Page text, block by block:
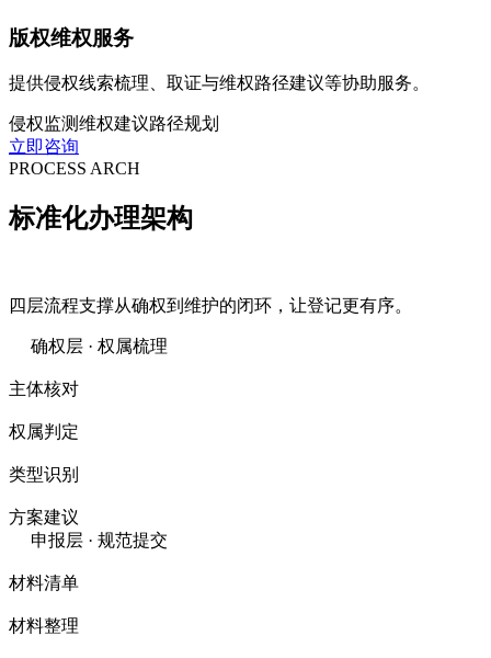
版权维权服务
提供侵权线索梳理、取证与维权路径建议等协助服务。
侵权监测维权建议路径规划
立即咨询
PROCESS ARCH
标准化办理架构
四层流程支撑从确权到维护的闭环，让登记更有序。
确权层 · 权属梳理
主体核对
权属判定
类型识别
方案建议
申报层 · 规范提交
材料清单
材料整理